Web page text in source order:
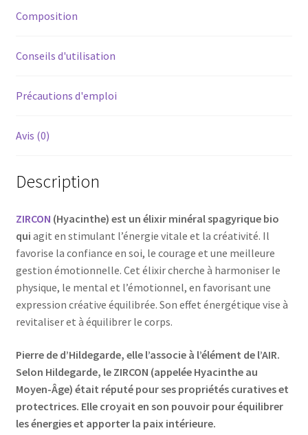
Composition
Conseils d'utilisation
Précautions d'emploi
Avis (0)
Description
ZIRCON (Hyacinthe) est un élixir minéral spagyrique bio
qui agit en stimulant l’énergie vitale et la créativité. Il
favorise la confiance en soi, le courage et une meilleure
gestion émotionnelle. Cet élixir cherche à harmoniser le
physique, le mental et l’émotionnel, en favorisant une
expression créative équilibrée. Son effet énergétique vise à
revitaliser et à équilibrer le corps.
Pierre de d’Hildegarde, elle l’associe à l’élément de l’AIR.
Selon Hildegarde, le ZIRCON (appelée Hyacinthe au
Moyen-Âge) était réputé pour ses propriétés curatives et
protectrices. Elle croyait en son pouvoir pour équilibrer
les énergies et apporter la paix intérieure.